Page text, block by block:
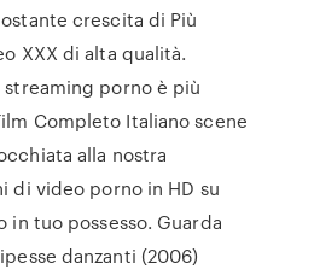
crescita di Più
XXX di alta qualità.
porno è più
Completo Italiano scene
alla nostra
di video porno in HD su
in tuo possesso. Guarda
danzanti (2006)